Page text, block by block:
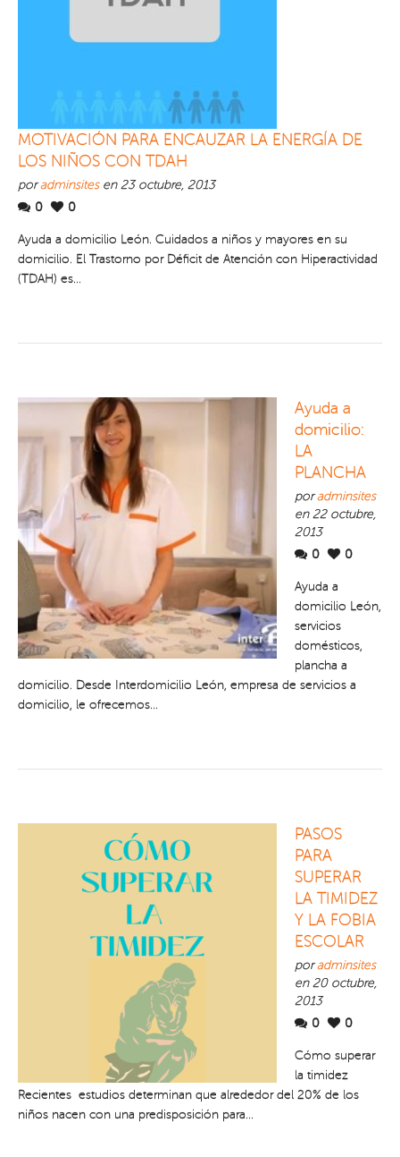
MOTIVACIÓN PARA ENCAUZAR LA ENERGÍA DE
LOS NIÑOS CON TDAH
poradminsitesen 23 octubre, 2013
0
0
Ayuda a domicilio León. Cuidados a niños y mayores en su
domicilio. El Trastorno por Déficit de Atención con Hiperactividad
(TDAH) es...
Ayuda a
domicilio:
LA
PLANCHA
poradminsites
en 22 octubre,
2013
0
0
Ayuda a
domicilio León,
servicios
domésticos,
plancha a
domicilio. Desde Interdomicilio León, empresa de servicios a
domicilio, le ofrecemos...
PASOS
PARA
SUPERAR
LA TIMIDEZ
Y LA FOBIA
ESCOLAR
poradminsites
en 20 octubre,
2013
0
0
Cómo superar
la timidez
Recientes estudios determinan que alrededor del 20% de los
niños nacen con una predisposición para...